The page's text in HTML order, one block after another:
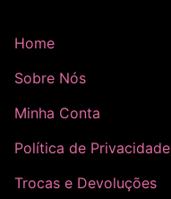
Home
Sobre Nós
Minha Conta
Política de Privacidade
Trocas e Devoluções